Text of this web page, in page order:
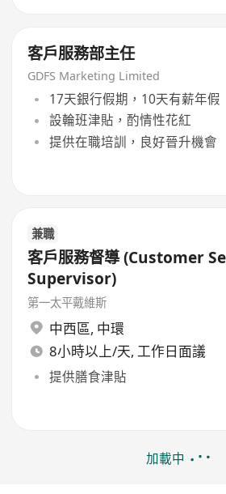
客戶服務部主任
GDFS Marketing Limited
17天銀行假期，10天有薪年假
設輪班津貼，酌情性花紅
提供在職培訓，良好晉升機會
兼職
客戶服務督導 (Customer
Supervisor)
第一太平戴維斯
中西區, 中環
8小時以上/天, 工作日面議
提供膳食津貼
加載中